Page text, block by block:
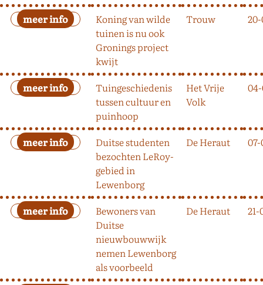
Koning van wilde
tuinen is nu ook
Gronings project
kwijt
Trouw
Tuingeschiedenis
tussen cultuur en
puinhoop
Het Vrije
Volk
Duitse studenten
bezochten LeRoy-
gebied in
Lewenborg
De Heraut
Bewoners van
Duitse
nieuwbouwwijk
nemen Lewenborg
als voorbeeld
De Heraut 21-